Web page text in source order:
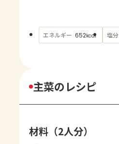
エネルギー 652kcal 塩分
主菜のレシピ
材料（2人分）